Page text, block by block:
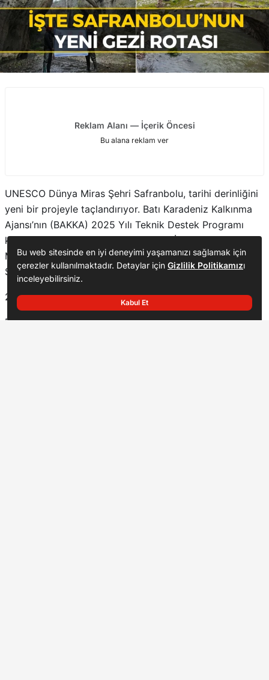
Reklam Alanı — İçerik Öncesi
Bu alana reklam ver
UNESCO Dünya Miras Şehri Safranbolu, tarihi derinliğini
yeni bir projeyle taçlandırıyor. Batı Karadeniz Kalkınma
Ajansı’nın (BAKKA) 2025 Yılı Teknik Destek Programı
kapsamında desteklenen ve Karabük İl Kültür ve Turizm
Müdürlüğü tarafından yürütülen “Safranbolu Antik Rota:
Seyyahlar Yolu” projesinde önemli bir aşama kaydedildi.
2300 Metrelik Tarih Hattı Tescillendi
Proje kapsamında, ilçenin stratejik noktalarından Kalealtı
Bu web sitesinde en iyi deneyimi yaşamanızı sağlamak için
çerezler kullanılmaktadır. Detaylar için Gizlilik Politikamızı
inceleyebilirsiniz.
Kabul Et